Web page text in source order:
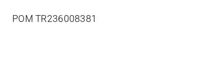
POMTR236008381